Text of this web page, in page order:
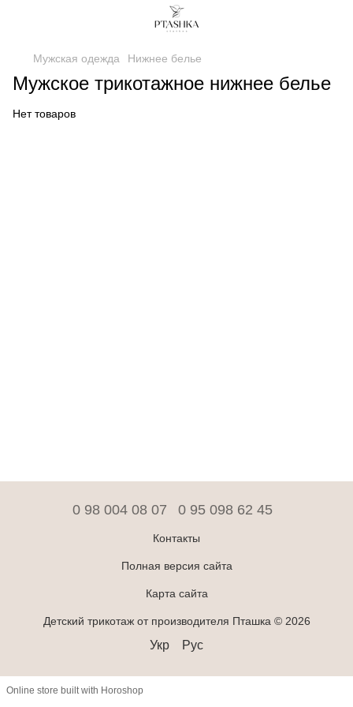
Мужская одежда Нижнее белье
Мужское трикотажное нижнее белье
Нет товаров
0 98 004 08 07 0 95 098 62 45
Контакты
Полная версия сайта
Карта сайта
Детский трикотаж от производителя Пташка © 2026
Укр Рус
Online store built with Horoshop